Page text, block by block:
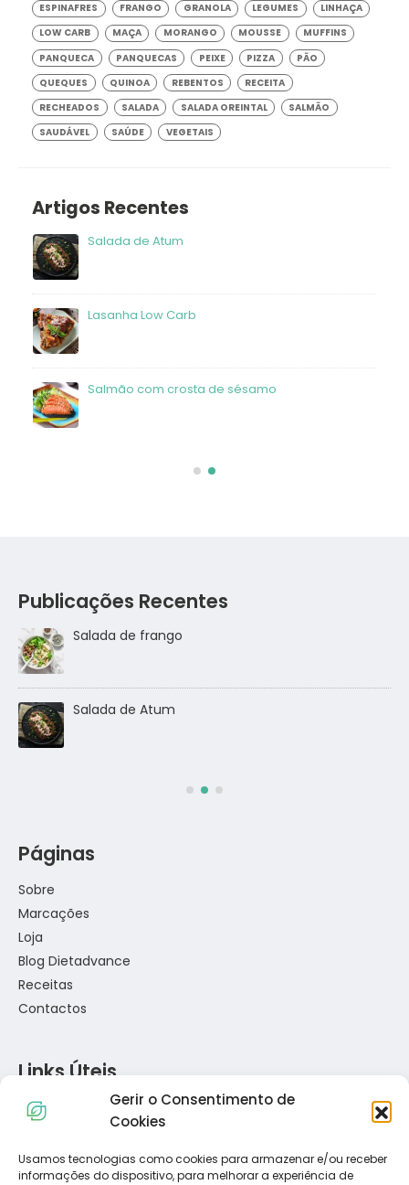
Gerir o Consentimento de
Cookies
Usamos tecnologias como cookies para armazenar e/ou receber
informações do dispositivo, para melhorar a experiência de
ESPINAFRES
FRANGO GRANOLA LEGUMES
LINHAÇA
LOW CARB
MAÇA MORANGO MOUSSE
MUFFINS
PANQUECA
PANQUECAS PEIXE PIZZA
PÃO
QUEQUES
QUINOA REBENTOS
RECEITA
RECHEADOS
SALADA SALADA OREINTAL
SALMÃO
SAUDÁVEL
SAÚDE VEGETAIS
Artigos Recentes
Salada de Atum
Lasanha Low Carb
Salmão com crosta de sésamo
Publicações Recentes
Salada de frango
Salada de Atum
Páginas
Sobre
Marcações
Loja
Blog Dietadvance
Receitas
Contactos
Links Úteis
Política de Privacidade
Política de Cookies
Termos e Condições
Resolução de Conflitos de Consumo